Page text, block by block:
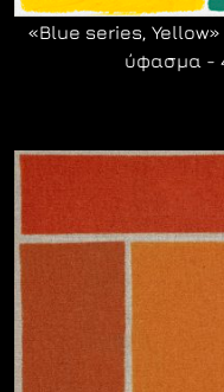
«Blue series, Yellow»
ύφασμα -